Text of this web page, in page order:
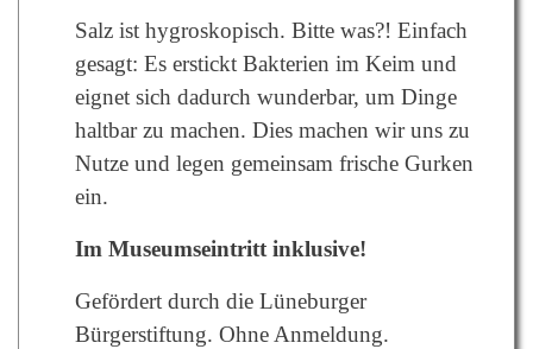
Salz ist hygroskopisch. Bitte was?! Einfach
gesagt: Es erstickt Bakterien im Keim und
eignet sich dadurch wunderbar, um Dinge
haltbar zu machen. Dies machen wir uns zu
Nutze und legen gemeinsam frische Gurken
ein.
Im Museumseintritt inklusive!
Gefördert durch die Lüneburger
Bürgerstiftung. Ohne Anmeldung.